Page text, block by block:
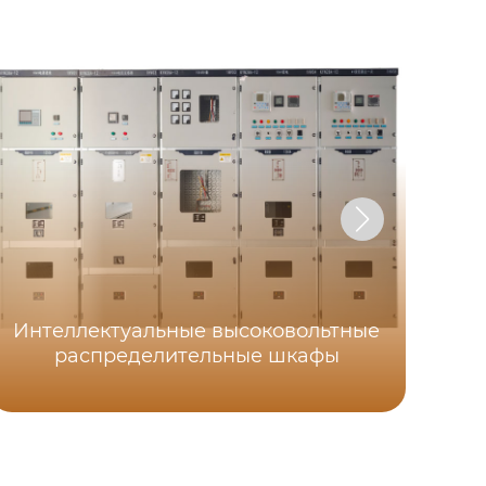
Интеллектуальные высоковольтные
распределительные шкафы